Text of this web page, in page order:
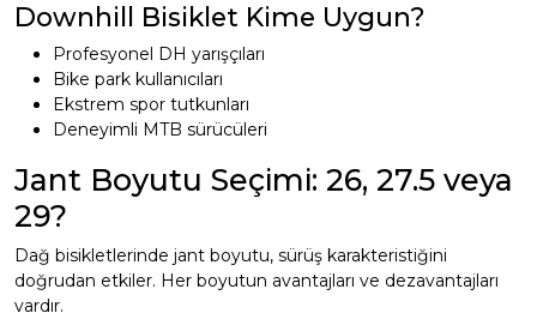
Downhill Bisiklet Kime Uygun?
Profesyonel DH yarışçıları
Bike park kullanıcıları
Ekstrem spor tutkunları
Deneyimli MTB sürücüleri
Jant Boyutu Seçimi: 26, 27.5 veya
29?
Dağ bisikletlerinde jant boyutu, sürüş karakteristiğini
doğrudan etkiler. Her boyutun avantajları ve dezavantajları
vardır.